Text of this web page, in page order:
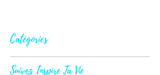
Catégories
Suivez Inspire Ta Vie